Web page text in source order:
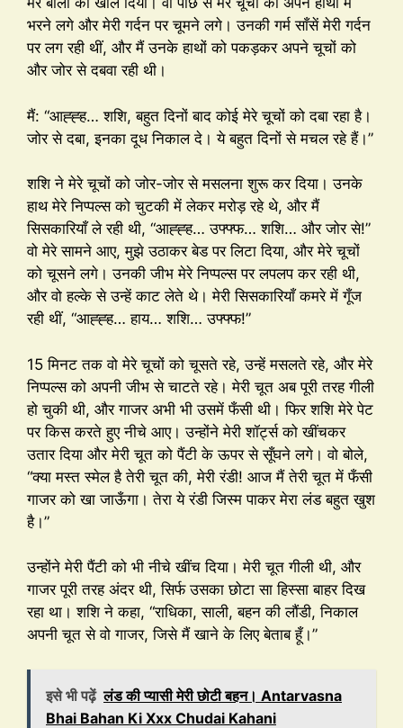
भरने लगे और मेरी गर्दन पर चूमने लगे। उनकी गर्म साँसें मेरी गर्दन
पर लग रही थीं, और मैं उनके हाथों को पकड़कर अपने चूचों को
और जोर से दबवा रही थी।
मैं: “आह्ह्ह… शशि, बहुत दिनों बाद कोई मेरे चूचों को दबा रहा है।
जोर से दबा, इनका दूध निकाल दे। ये बहुत दिनों से मचल रहे हैं।”
शशि ने मेरे चूचों को जोर-जोर से मसलना शुरू कर दिया। उनके
हाथ मेरे निप्पल्स को चुटकी में लेकर मरोड़ रहे थे, और मैं
सिसकारियाँ ले रही थी, “आह्ह्ह… उफ्फ्फ… शशि… और जोर से!”
वो मेरे सामने आए, मुझे उठाकर बेड पर लिटा दिया, और मेरे चूचों
को चूसने लगे। उनकी जीभ मेरे निप्पल्स पर लपलप कर रही थी,
और वो हल्के से उन्हें काट लेते थे। मेरी सिसकारियाँ कमरे में गूँज
रही थीं, “आह्ह्ह… हाय… शशि… उफ्फ्फ!”
15 मिनट तक वो मेरे चूचों को चूसते रहे, उन्हें मसलते रहे, और मेरे
निप्पल्स को अपनी जीभ से चाटते रहे। मेरी चूत अब पूरी तरह गीली
हो चुकी थी, और गाजर अभी भी उसमें फँसी थी। फिर शशि मेरे पेट
पर किस करते हुए नीचे आए। उन्होंने मेरी शॉर्ट्स को खींचकर
उतार दिया और मेरी चूत को पैंटी के ऊपर से सूँघने लगे। वो बोले,
“क्या मस्त स्मेल है तेरी चूत की, मेरी रंडी! आज मैं तेरी चूत में फँसी
गाजर को खा जाऊँगा। तेरा ये रंडी जिस्म पाकर मेरा लंड बहुत खुश
है।”
उन्होंने मेरी पैंटी को भी नीचे खींच दिया। मेरी चूत गीली थी, और
गाजर पूरी तरह अंदर थी, सिर्फ उसका छोटा सा हिस्सा बाहर दिख
रहा था। शशि ने कहा, “राधिका, साली, बहन की लौंडी, निकाल
अपनी चूत से वो गाजर, जिसे मैं खाने के लिए बेताब हूँ।”
इसे भी पढ़ें लंड की प्यासी मेरी छोटी बहन। Antarvasna
Bhai Bahan Ki Xxx Chudai Kahani